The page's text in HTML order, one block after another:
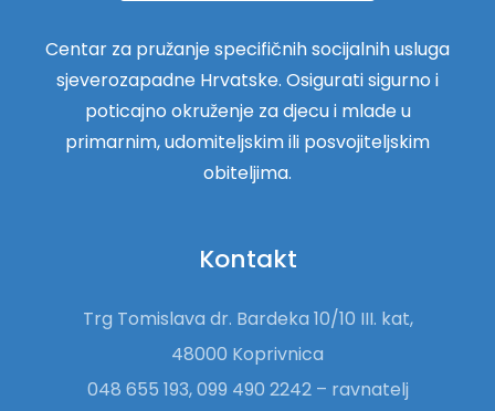
Centar za pružanje specifičnih socijalnih usluga
sjeverozapadne Hrvatske. Osigurati sigurno i
poticajno okruženje za djecu i mlade u
primarnim, udomiteljskim ili posvojiteljskim
obiteljima.
Kontakt
Trg Tomislava dr. Bardeka 10/10 III. kat,
48000 Koprivnica
048 655 193, 099 490 2242 – ravnatelj